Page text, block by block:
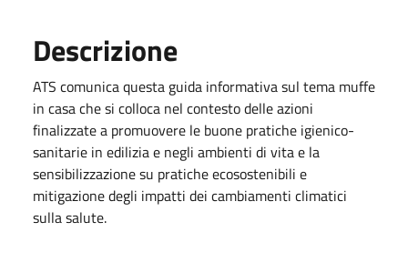
Descrizione
ATS comunica questa guida informativa sul tema muffe
in casa che si colloca nel contesto delle azioni
finalizzate a promuovere le buone pratiche igienico-
sanitarie in edilizia e negli ambienti di vita e la
sensibilizzazione su pratiche ecosostenibili e
mitigazione degli impatti dei cambiamenti climatici
sulla salute.